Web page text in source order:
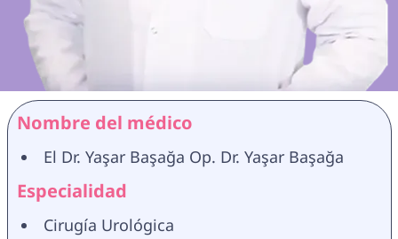
Nombre del médico
El Dr. Yaşar Başağa Op. Dr. Yaşar Başağa
Especialidad
Cirugía Urológica